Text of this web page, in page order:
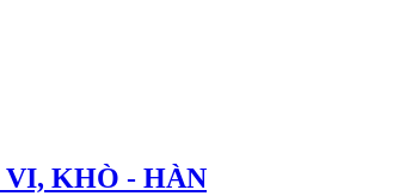
VI, KHÒ - HÀN